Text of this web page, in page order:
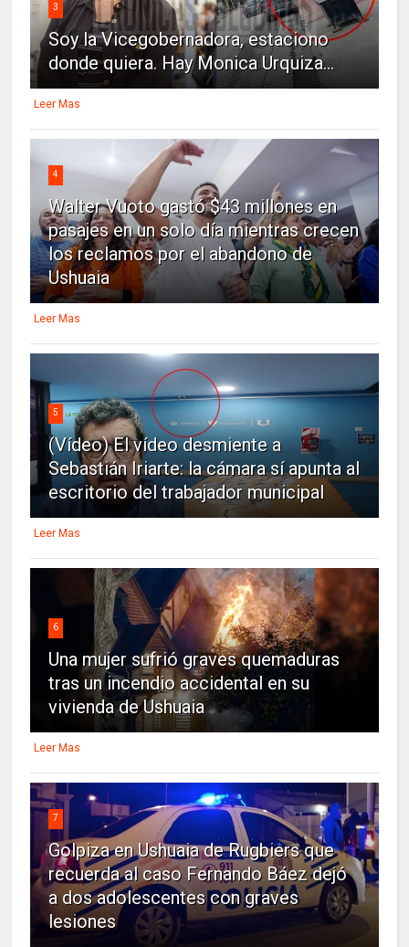
3
Soy la Vicegobernadora, estaciono
donde quiera. Hay Monica Urquiza...
Leer Mas
4
Walter Vuoto gastó $43 millones en
pasajes en un solo día mientras crecen
los reclamos por el abandono de
Ushuaia
Leer Mas
5
(Vídeo) El vídeo desmiente a
Sebastián Iriarte: la cámara sí apunta al
escritorio del trabajador municipal
Leer Mas
6
Una mujer sufrió graves quemaduras
tras un incendio accidental en su
vivienda de Ushuaia
Leer Mas
7
Golpiza en Ushuaia de Rugbiers que
recuerda al caso Fernando Báez dejó
a dos adolescentes con graves
lesiones